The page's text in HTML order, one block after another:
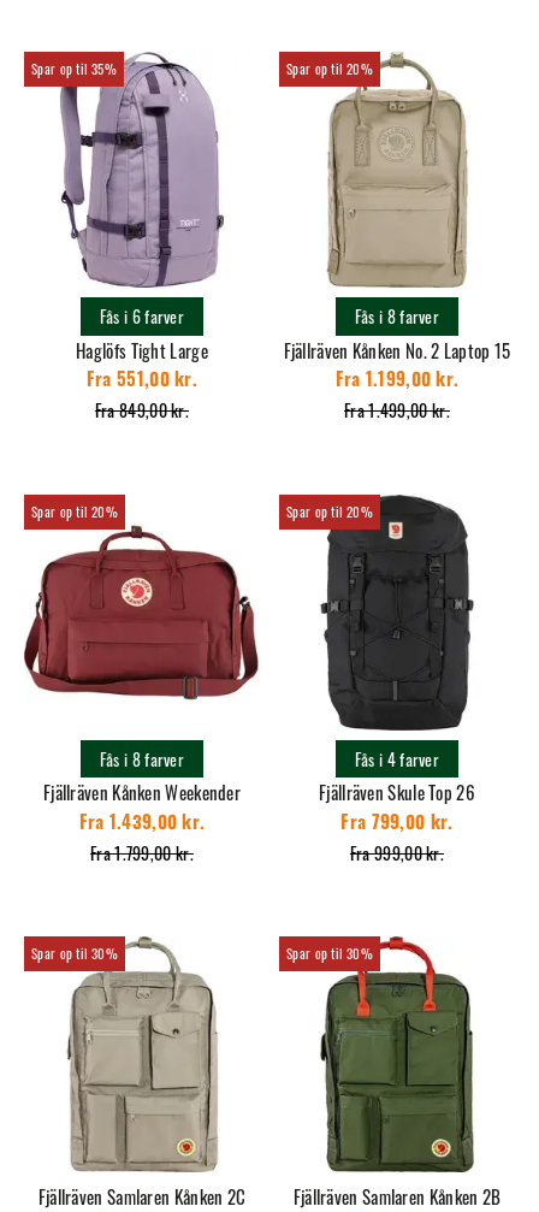
35%
Haglöfs Tight Large
Fra 849,00 kr.
Fra 551,00 kr.
Fås i 6 farver
20%
Fjällräven Kånken No. 2 Laptop 15
Fra 1.499,00 kr.
Fra 1.199,00 kr.
Fås i 8 farver
20%
Fjällräven Kånken Weekender
Fra 1.799,00 kr.
Fra 1.439,00 kr.
Fås i 8 farver
20%
Fjällräven Skule Top 26
Fra 999,00 kr.
Fra 799,00 kr.
Fås i 4 farver
30%
Fjällräven Samlaren Kånken 2C
30%
Fjällräven Samlaren Kånken 2B